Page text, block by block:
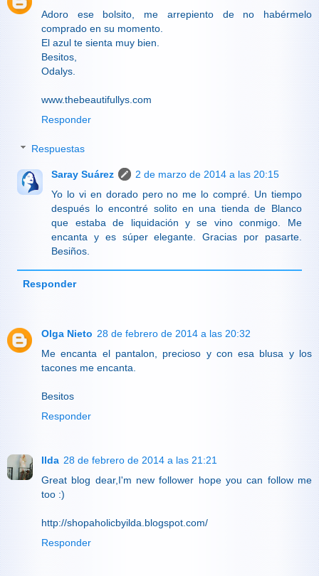
Adoro ese bolsito, me arrepiento de no habérmelo
comprado en su momento.
El azul te sienta muy bien.
Besitos,
Odalys.
www.thebeautifullys.com
Responder
Respuestas
Saray Suárez
2 de marzo de 2014 a las 20:15
Yo lo vi en dorado pero no me lo compré. Un tiempo
después lo encontré solito en una tienda de Blanco
que estaba de liquidación y se vino conmigo. Me
encanta y es súper elegante. Gracias por pasarte.
Besiños.
Responder
Olga Nieto 28 de febrero de 2014 a las 20:32
Me encanta el pantalon, precioso y con esa blusa y los
tacones me encanta.
Besitos
Responder
Ilda 28 de febrero de 2014 a las 21:21
Great blog dear,I'm new follower hope you can follow me
too :)
http://shopaholicbyilda.blogspot.com/
Responder